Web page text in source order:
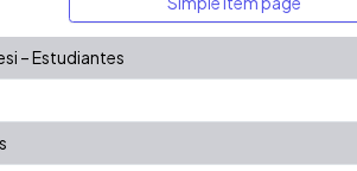
– Estudiantes